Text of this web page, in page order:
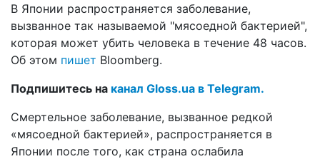
В Японии распространяется заболевание,
вызванное так называемой "мясоедной бактерией",
которая может убить человека в течение 48 часов.
Об этом пишет Bloomberg.
Подпишитесь на канал Gloss.ua в Telegram.
Смертельное заболевание, вызванное редкой
«мясоедной бактерией», распространяется в
Японии после того, как страна ослабила